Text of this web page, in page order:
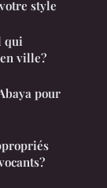
style
qui
ville?
pour